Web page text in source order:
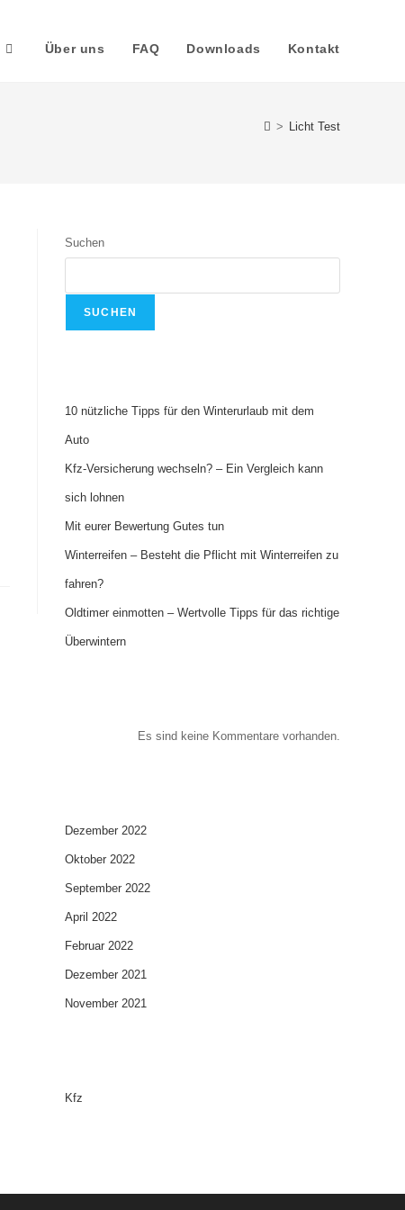
Über uns FAQ Downloads Kontakt
> Licht Test
Suchen
SUCHEN
10 nützliche Tipps für den Winterurlaub mit dem
Auto
Kfz-Versicherung wechseln? – Ein Vergleich kann
sich lohnen
Mit eurer Bewertung Gutes tun
Winterreifen – Besteht die Pflicht mit Winterreifen zu
fahren?
Oldtimer einmotten – Wertvolle Tipps für das richtige
Überwintern
Es sind keine Kommentare vorhanden.
Dezember 2022
Oktober 2022
September 2022
April 2022
Februar 2022
Dezember 2021
November 2021
Kfz